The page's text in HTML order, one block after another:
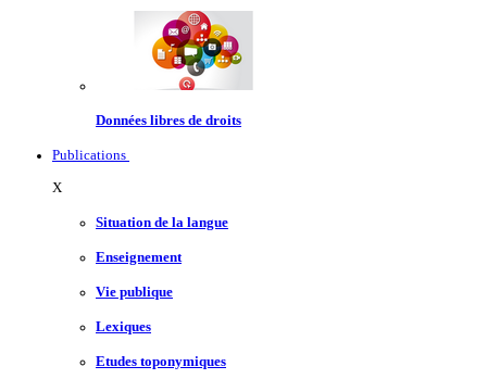
Données libres de droits
Publications
X
Situation de la langue
Enseignement
Vie publique
Lexiques
Etudes toponymiques